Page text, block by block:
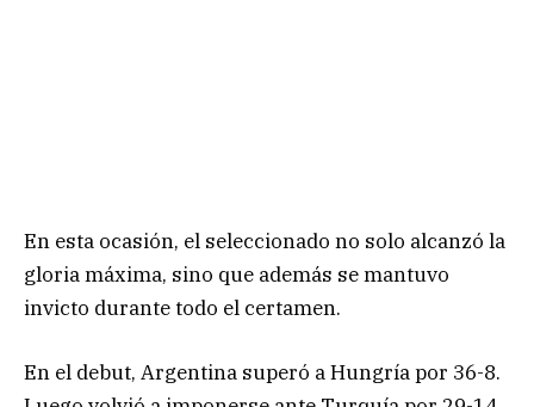
En esta ocasión, el seleccionado no solo alcanzó la
gloria máxima, sino que además se mantuvo
invicto durante todo el certamen.
En el debut, Argentina superó a Hungría por 36-8.